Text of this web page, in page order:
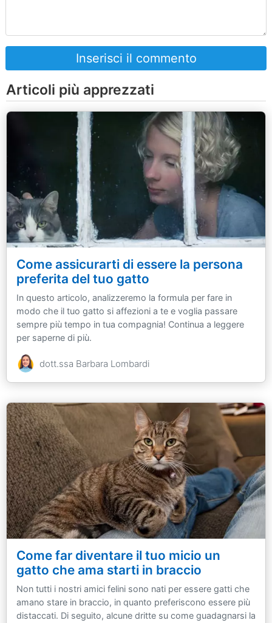
Inserisci il commento
Articoli più apprezzati
Come assicurarti di essere la persona
preferita del tuo gatto
In questo articolo, analizzeremo la formula per fare in
modo che il tuo gatto si affezioni a te e voglia passare
sempre più tempo in tua compagnia! Continua a leggere
per saperne di più.
dott.ssa Barbara Lombardi
Come far diventare il tuo micio un
gatto che ama starti in braccio
Non tutti i nostri amici felini sono nati per essere gatti che
amano stare in braccio, in quanto preferiscono essere più
distaccati. Di seguito, alcune dritte su come guadagnarsi la